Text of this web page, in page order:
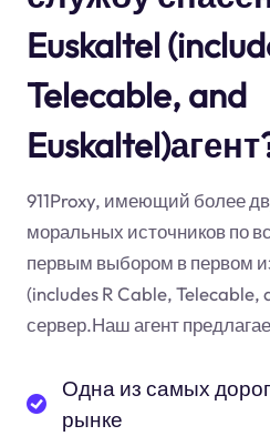
Euskaltel
Telecable, and
911Proxy, имеющий более
моральных источников по
первым выбором в первом
(includes R Cable,
сервер.Наш агент
Одна из самых
рынке